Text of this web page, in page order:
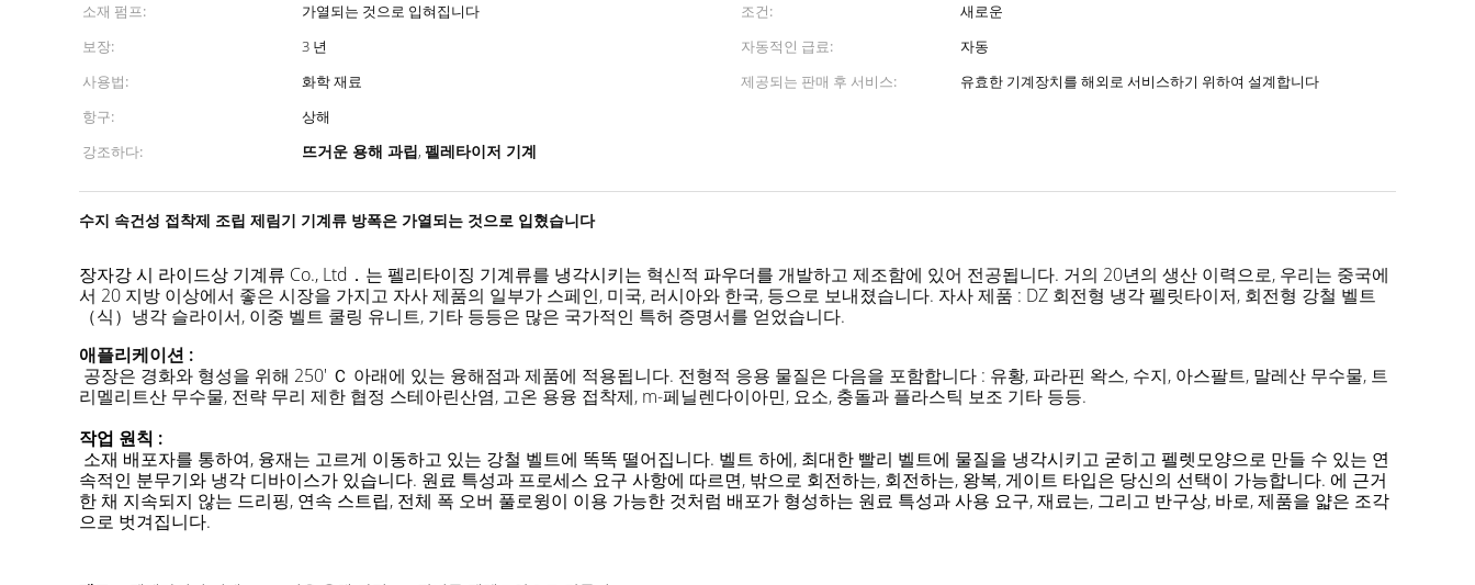
소재 펌프:
가열되는 것으로 입혀집니다 조건:
새로운
보장:
3 년 자동적인 급료:
자동
사용법:
화학 재료 제공되는 판매 후 서비스:
유효한 기계장치를 해외로 서비스하기 위하여 설계합니다
항구:
상해
강조하다:
뜨거운 용해 과립, 펠레타이저 기계
수지 속건성 접착제 조립 제림기 기계류 방폭은 가열되는 것으로 입혔습니다
장자강 시 라이드상 기계류 Co., Ltd．는 펠리타이징 기계류를 냉각시키는 혁신적 파우더를 개발하고 제조함에 있어 전공됩니다. 거의 20년의 생산 이력으로, 우리는 중국에
서 20 지방 이상에서 좋은 시장을 가지고 자사 제품의 일부가 스페인, 미국, 러시아와 한국, 등으로 보내졌습니다. 자사 제품 : DZ 회전형 냉각 펠릿타이저, 회전형 강철 벨트
（식）냉각 슬라이서, 이중 벨트 쿨링 유니트, 기타 등등은 많은 국가적인 특허 증명서를 얻었습니다.
애플리케이션 :
공장은 경화와 형성을 위해 250' Ｃ 아래에 있는 융해점과 제품에 적용됩니다. 전형적 응용 물질은 다음을 포함합니다 : 유황, 파라핀 왁스, 수지, 아스팔트, 말레산 무수물, 트
리멜리트산 무수물, 전략 무리 제한 협정 스테아린산염, 고온 용융 접착제, m-페닐렌다이아민, 요소, 충돌과 플라스틱 보조 기타 등등.
작업 원칙 :
소재 배포자를 통하여, 융재는 고르게 이동하고 있는 강철 벨트에 똑똑 떨어집니다. 벨트 하에, 최대한 빨리 벨트에 물질을 냉각시키고 굳히고 펠렛모양으로 만들 수 있는 연
속적인 분무기와 냉각 디바이스가 있습니다. 원료 특성과 프로세스 요구 사항에 따르면, 밖으로 회전하는, 회전하는, 왕복, 게이트 타입은 당신의 선택이 가능합니다. 에 근거
한 채 지속되지 않는 드리핑, 연속 스트립, 전체 폭 오버 풀로윙이 이용 가능한 것처럼 배포가 형성하는 원료 특성과 사용 요구, 재료는, 그리고 반구상, 바로, 제품을 얇은 조각
으로 벗겨집니다.